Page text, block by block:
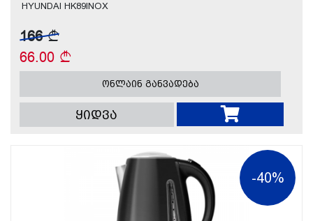
HYUNDAI HK89INOX
166
66.00
ონლაინ განვადება
ყიდვა
-40%